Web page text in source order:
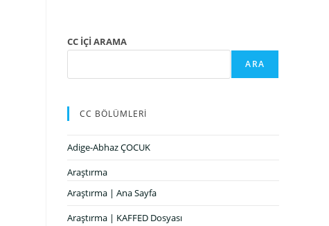
CC İÇİ ARAMA
ARA
CC BÖLÜMLERİ
Adige-Abhaz ÇOCUK
Araştırma
Araştırma | Ana Sayfa
Araştırma | KAFFED Dosyası